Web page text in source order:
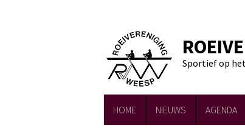
Sportief op
HOME NIEUWS AGENDA